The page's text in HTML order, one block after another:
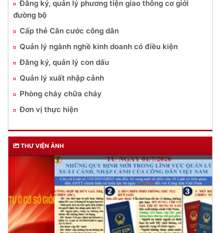
Đăng ký, quản lý phương tiện giao thông cơ giới
đường bộ
Cấp thẻ Căn cước công dân
Quản lý ngành nghề kinh doanh có điều kiện
Đăng ký, quản lý con dấu
Quản lý xuất nhập cảnh
Phòng cháy chữa cháy
Đơn vị thực hiện
THƯ VIỆN ẢNH